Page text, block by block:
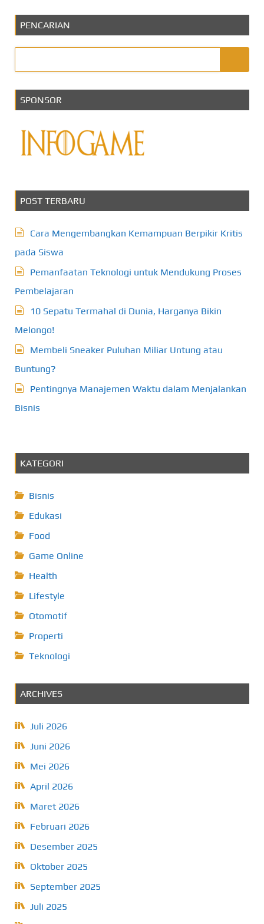
PENCARIAN
SPONSOR
POST TERBARU
Cara Mengembangkan Kemampuan Berpikir Kritis
pada Siswa
Pemanfaatan Teknologi untuk Mendukung Proses
Pembelajaran
10 Sepatu Termahal di Dunia, Harganya Bikin
Melongo!
Membeli Sneaker Puluhan Miliar Untung atau
Buntung?
Pentingnya Manajemen Waktu dalam Menjalankan
Bisnis
KATEGORI
Bisnis
Edukasi
Food
Game Online
Health
Lifestyle
Otomotif
Properti
Teknologi
ARCHIVES
Juli 2026
Juni 2026
Mei 2026
April 2026
Maret 2026
Februari 2026
Desember 2025
Oktober 2025
September 2025
Juli 2025